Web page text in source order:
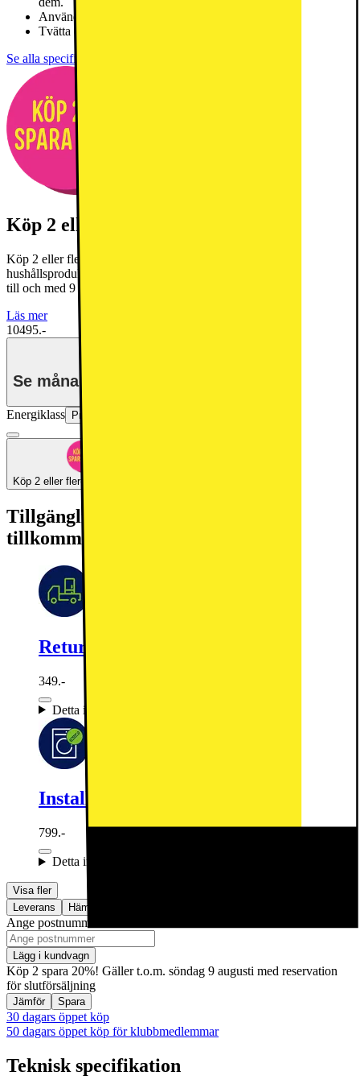
Använd SteamRefresh när kläderna inte behöver tvättas.
Tvätta och torka olika material i en maskin med DualCare®.
Se alla specifikationer
Köp 2 eller fler- få 20% rabatt!
Köp 2 eller fler- få 20% rabatt! Gäller utvalda vitvaror och
hushållsprodukter från AEG, Bosch, Electrolux och Siemens fram
till och med 9 augusti 2026.
Läs mer
10495.-
Se månadspris vid delbetalning.
Energiklass Produktinformationsblad
Köp 2 eller fler- få 20% rabatt!
Tillgängliga tjänster: (fraktkostnad kan
tillkomma)
Retur av gammal produkt (elavfall)
349.-
Detta ingår:
Installation av tvättmaskin i våtrum
799.-
Detta ingår:
Visa fler
Leverans
Hämta i butik
Ange postnummer för leveransinformation
Lägg i kundvagn
Köp 2 spara 20%! Gäller t.o.m. söndag 9 augusti med reservation
för slutförsäljning
Jämför Spara
30 dagars öppet köp
50 dagars öppet köp för klubbmedlemmar
Teknisk specifikation